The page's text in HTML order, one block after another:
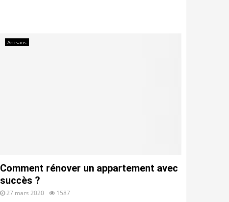
Artisans
Comment rénover un appartement avec
succès ?
27 mars 2020 1587